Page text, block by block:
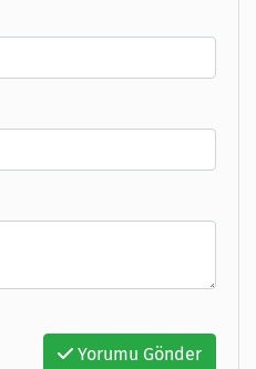
Yorumu Gönder